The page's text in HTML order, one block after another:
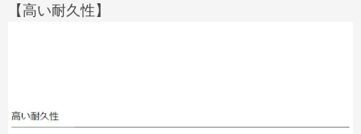
【高い耐久性】